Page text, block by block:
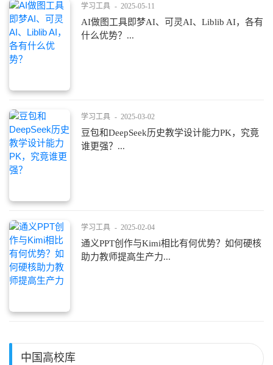
学习工具 - 2025-05-11
AI做图工具即梦AI、可灵AI、Liblib AI，各有
什么优势？...
学习工具 - 2025-03-02
豆包和DeepSeek历史教学设计能力PK，究竟
谁更强？...
学习工具 - 2025-02-04
通义PPT创作与Kimi相比有何优势？如何硬核
助力教师提高生产力...
中国高校库